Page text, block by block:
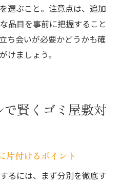
選ぶこと。注意点は、追加
品目を事前に把握すること
ち会いが必要かどうかも確
けましょう。
賢くゴミ屋敷対
片付けるポイント
るには、まず分別を徹底す